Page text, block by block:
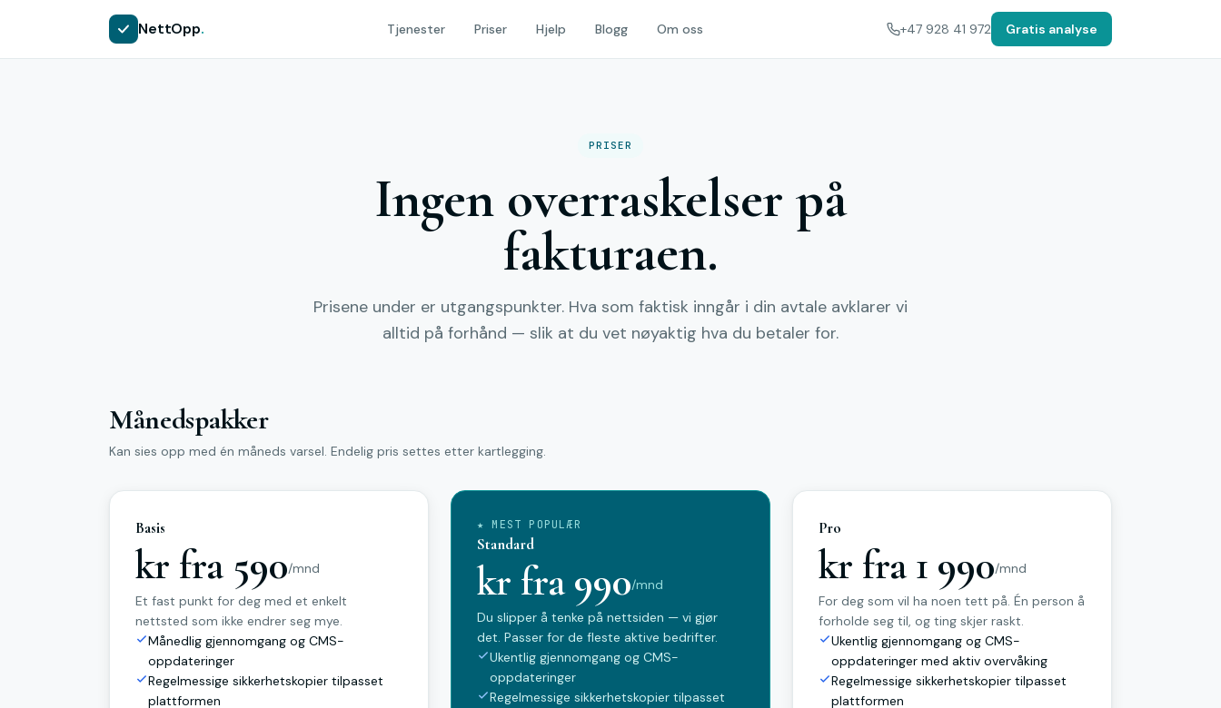
NettOpp. Tjenester Priser Hjelp Blogg Om oss +47 928 41 972 Gratis analyse
PRISER
Ingen overraskelser på
fakturaen.
Prisene under er utgangspunkter. Hva som faktisk inngår i din avtale avklarer vi
alltid på forhånd — slik at du vet nøyaktig hva du betaler for.
Månedspakker
Kan sies opp med én måneds varsel. Endelig pris settes etter kartlegging.
Basis
kr fra 590/mnd
Et fast punkt for deg med et enkelt
nettsted som ikke endrer seg mye.
Månedlig gjennomgang og CMS-
oppdateringer
Regelmessige sikkerhetskopier tilpasset
plattformen
★ MEST POPULÆR
Standard
kr fra 990/mnd
Du slipper å tenke på nettsiden — vi gjør
det. Passer for de fleste aktive bedrifter.
Ukentlig gjennomgang og CMS-
oppdateringer
Regelmessige sikkerhetskopier tilpasset
Pro
kr fra 1 990/mnd
For deg som vil ha noen tett på. Én person å
forholde seg til, og ting skjer raskt.
Ukentlig gjennomgang og CMS-
oppdateringer med aktiv overvåking
Regelmessige sikkerhetskopier tilpasset
plattformen